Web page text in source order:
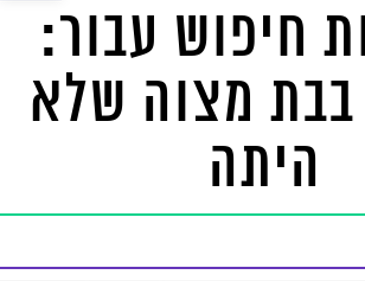
חיפוש עבור:
מצוה שלא
היתה